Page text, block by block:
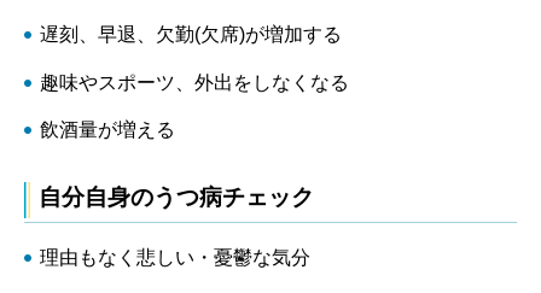
遅刻、早退、欠勤(欠席)が増加する
趣味やスポーツ、外出をしなくなる
飲酒量が増える
自分自身のうつ病チェック
理由もなく悲しい・憂鬱な気分